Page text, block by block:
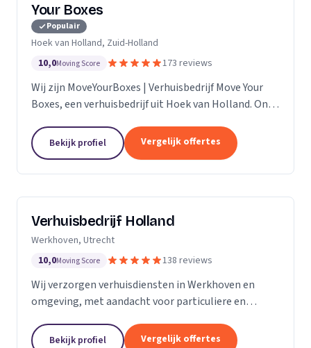
Your Boxes
Populair
Hoek van Holland, Zuid-Holland
10,0Moving Score 173 reviews
Wij zijn MoveYourBoxes | Verhuisbedrijf Move Your
Boxes, een verhuisbedrijf uit Hoek van Holland. Ons
Bekijk profiel Vergelijk offertes
Verhuisbedrijf Holland
Werkhoven, Utrecht
10,0Moving Score 138 reviews
Wij verzorgen verhuisdiensten in Werkhoven en
omgeving, met aandacht voor particuliere en
Bekijk profiel Vergelijk offertes